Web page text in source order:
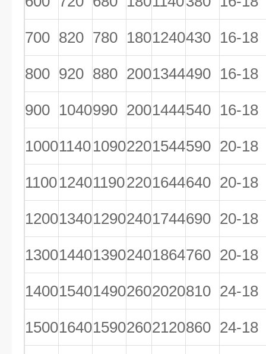
700 820 780 1801240430 16-18
800 920 880 2001344490 16-18
900 1040990 2001444540 16-18
1000114010902201544590 20-18
1100124011902201644640 20-18
1200134012902401744690 20-18
1300144013902401864760 20-18
1400154014902602020810 24-18
1500164015902602120860 24-18